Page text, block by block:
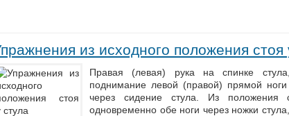
из исходного положения стоя
Правая (левая) рука на спинке
поднимание левой (правой) прямой
через сидение стула. Из положения
одновременно обе ноги через ножки